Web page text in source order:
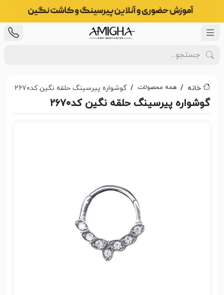
خانه همه محصولات گوشواره پیرسینگ حلقه نگین کد۲۶۷۰
گوشواره پیرسینگ حلقه نگین کد۲۶۷۰